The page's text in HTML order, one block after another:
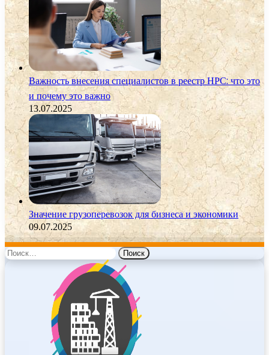
Важность внесения специалистов в реестр НРС: что это
и почему это важно
13.07.2025
Значение грузоперевозок для бизнеса и экономики
09.07.2025
Найти: